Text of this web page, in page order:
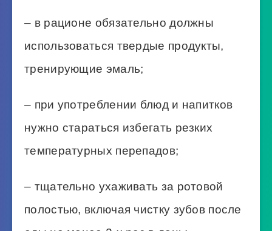
– в рационе обязательно должны
использоваться твердые продукты,
тренирующие эмаль;
– при употреблении блюд и напитков
нужно стараться избегать резких
температурных перепадов;
– тщательно ухаживать за ротовой
полостью, включая чистку зубов после